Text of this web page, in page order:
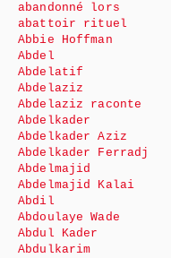
abandonné lors
abattoir rituel
Abbie Hoffman
Abdel
Abdelatif
Abdelaziz
Abdelaziz raconte
Abdelkader
Abdelkader Aziz
Abdelkader Ferradj
Abdelmajid
Abdelmajid Kalai
Abdil
Abdoulaye Wade
Abdul Kader
Abdulkarim